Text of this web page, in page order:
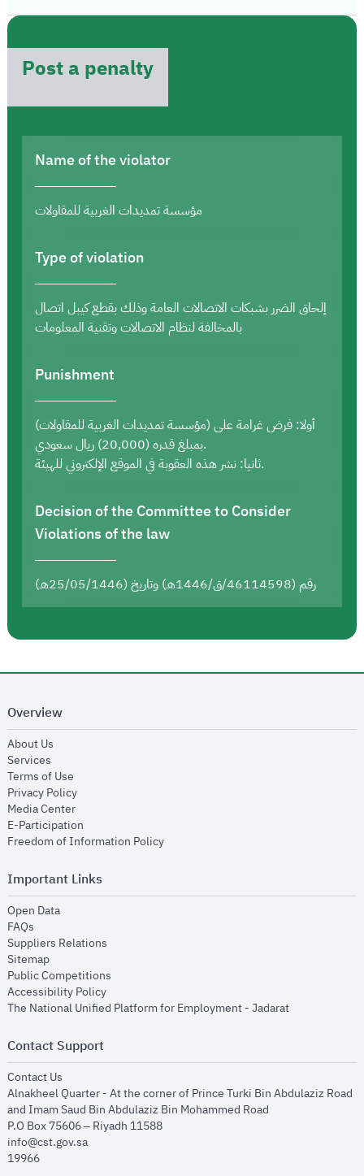
Post a penalty
Name of the violator
مؤسسة تمديدات الغربية للمقاولات
Type of violation
إلحاق الضرر بشبكات الاتصالات العامة وذلك بقطع كيبل اتصال
بالمخالفة لنظام الاتصالات وتقنية المعلومات
Punishment
أولا: فرض غرامة على (مؤسسة تمديدات الغربية للمقاولات)
بمبلغ قدره (20,000) ريال سعودي.
ثانيا: نشر هذه العقوبة في الموقع الإلكتروني للهيئة.
Decision of the Committee to Consider
Violations of the law
رقم (46114598/ق/1446هـ) وتاريخ (25/05/1446هـ)
Overview
About Us
Services
Terms of Use
Privacy Policyopens in new window
Media Centeropens in new window
E-Participation
Freedom of Information Policyopens in new window
Important Links
Open Dataopens in new window
FAQs
Suppliers Relations
Sitemapopens in new window
Public Competitions
Accessibility Policyopens in new window
The National Unified Platform for Employment - Jadaratopens in new
Contact Support
Contact Us
Alnakheel Quarter - At the corner of Prince Turki Bin Abdulaziz Road
and Imam Saud Bin Abdulaziz Bin Mohammed Road​
P.O Box 75606 – Riyadh 11588
info@cst.gov.sa
19966